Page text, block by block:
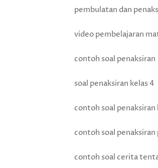
pembulatan dan
video pembelajaran
contoh soal penaksiran
soal penaksiran kelas 4
contoh soal
contoh soal penaksiran
contoh soal cerita